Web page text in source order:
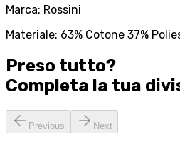
Marca: Rossini
Materiale: 63% Cotone 37%
Preso tutto?
Completa la tua
Previous Next